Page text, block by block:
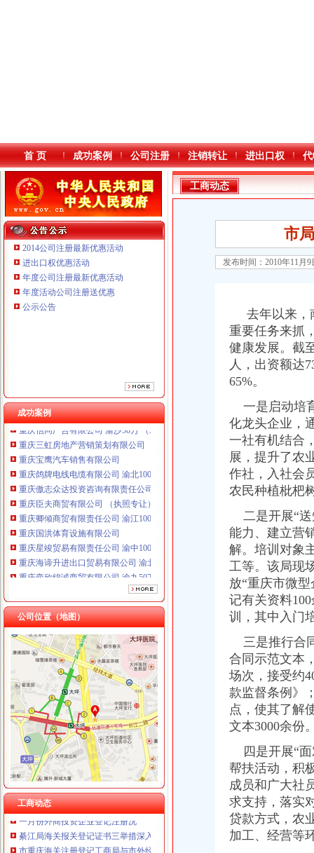
本站导航
首 页 成功案例 公司注册 注销转让 进出口权
2014公司注册最新优惠活动
进出口权优惠活动
年度公司注册最新优惠活动
年度活动公司注册送优惠
公示公告
成功案例
重庆鸽牌电线电缆有限公司 渝北10010万 (进出口权)
重庆海谛升进出口贸易有限公司 渝北100万 （进出口权）
重庆奕欣锦诚商贸有限公司 渝九50万 （工商注册）
重庆信同广告有限公司 渝沙50万 （工商注册）
重庆三虹房地产营销策划有限公司
重庆宝鹰汽车销售有限公司
重庆鸽牌电线电缆有限公司 渝北10010万 (进出口权)
重庆傲志众达投资咨询有限责任公司 渝九1000万 （增资）
重庆臣夫商贸有限公司 （执照专让）
重庆卿倾商贸有限责任公司 渝江100万 （工商注册）
重庆国洪体育设施有限公司
重庆星竣贸易有限责任公司 渝中100万 （进出口权）
重庆海谛升进出口贸易有限公司 渝北100万 （进出口权）
重庆奕欣锦诚商贸有限公司 渝九50万 （工商注册）
重庆信同广告有限公司 渝沙50万 （工商注册）
重庆三虹房地产营销策划有限公司
重庆宝鹰汽车销售有限公司
公司位置（地图）
工商动态
工商动态
南川局重庆海关在哪里关注民生促进和谐大力推进12315行政执法体系建设
璧山局“三化”海关报关登记证书全力营造食品安全健康消费环境
一季度全市重庆海关在哪里动产押融资增幅明显
巴南分局重庆海关在哪里查获一起互联网销售冒名表案
万盛局海关报关登记证书工商登记窗口服务企业助推发展成效显著
春节期间全市重庆海关在哪里媒体广告违法率较年前略有下降
双桥局重庆海关在哪里加烟花竹巡查监管
一月份外商投资企业登记注册况
綦江局海关报关登记证书三举措深入助推微型企业发展
市重庆海关注册登记工商局与市外经贸委建立外资登记审批合作机制
工商动态
市
发布时间：2010年11月
去年以来，
重要任务来抓
健康发展。截
人，出资额达
65%。
一是启动培
化龙头企业，
一社有机结合
展，提升了农
作社，入社会
农民种植枇杷
二是开展“送
能力、建立营
解。培训对象
工等。该局现
放“重庆市微
记有关资料
训，其中入门
三是推行合
合同示范文本
场次，接受约
款监督条例》
点，使其了解
文本3000余份
四是开展“面
帮扶活动，积
成员和广大社
求支持，落实
贷款方式，农
加工、经营等